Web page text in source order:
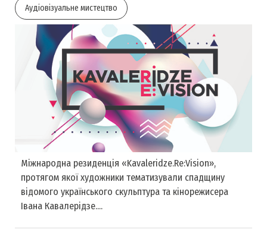
Аудіовізуальне мистецтво
Міжнародна резиденція «Kavaleridze.Re:Vision»,
протягом якої художники тематизували спадщину
відомого українського скульптура та кінорежисера
Івана Кавалерідзе....